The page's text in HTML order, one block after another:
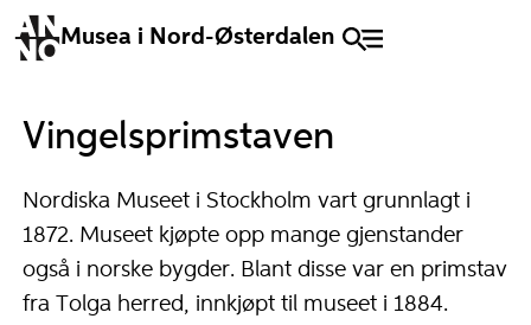
Musea i Nord-Østerdalen
Vingelsprimstaven
Nordiska Museet i Stockholm vart grunnlagt i
1872. Museet kjøpte opp mange gjenstander
også i norske bygder. Blant disse var en primstav
fra Tolga herred, innkjøpt til museet i 1884.